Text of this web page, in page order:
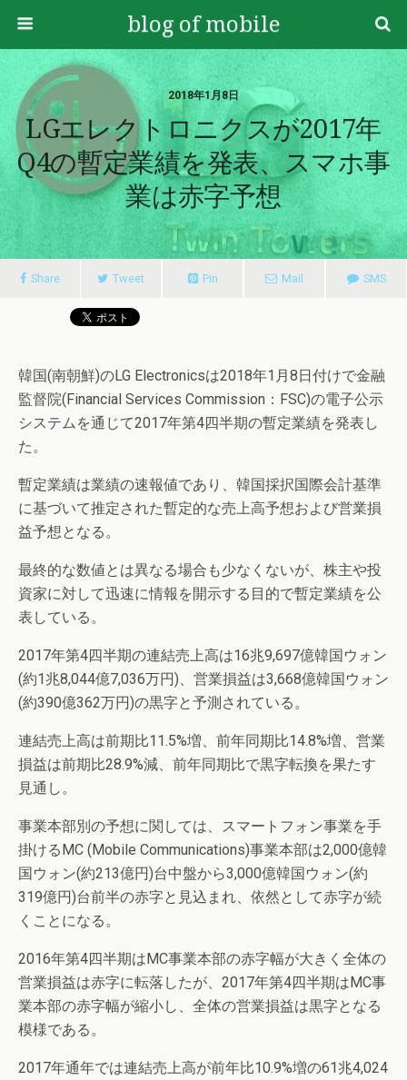
blog of mobile
2018年1月8日
LGエレクトロニクスが2017年
Q4の暫定業績を発表、スマホ事
業は赤字予想
Share Tweet Pin Mail SMS
韓国(南朝鮮)のLG Electronicsは2018年1月8日付けで金融
監督院(Financial Services Commission：FSC)の電子公示
システムを通じて2017年第4四半期の暫定業績を発表し
た。
暫定業績は業績の速報値であり、韓国採択国際会計基準
に基づいて推定された暫定的な売上高予想および営業損
益予想となる。
最終的な数値とは異なる場合も少なくないが、株主や投
資家に対して迅速に情報を開示する目的で暫定業績を公
表している。
2017年第4四半期の連結売上高は16兆9,697億韓国ウォン
(約1兆8,044億7,036万円)、営業損益は3,668億韓国ウォン
(約390億362万円)の黒字と予測されている。
連結売上高は前期比11.5%増、前年同期比14.8%増、営業
損益は前期比28.9%減、前年同期比で黒字転換を果たす
見通し。
事業本部別の予想に関しては、スマートフォン事業を手
掛けるMC (Mobile Communications)事業本部は2,000億韓
国ウォン(約213億円)台中盤から3,000億韓国ウォン(約
319億円)台前半の赤字と見込まれ、依然として赤字が続
くことになる。
2016年第4四半期はMC事業本部の赤字幅が大きく全体の
営業損益は赤字に転落したが、2017年第4四半期はMC事
業本部の赤字幅が縮小し、全体の営業損益は黒字となる
模様である。
2017年通年では連結売上高が前年比10.9%増の61兆4,024